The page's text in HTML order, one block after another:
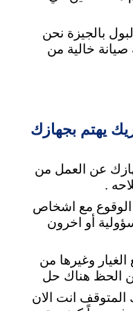
بالجيزة نحن
خالية من
يهتم بجهازك
عن العمل من
.
الوقوع مع اشخاص
أو اخرون
الغيار وغيرها من
الحظ هناك حل
انت الان